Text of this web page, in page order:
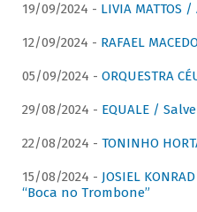
19/09/2024 - LIVIA MATTOS
12/09/2024 - RAFAEL
05/09/2024 - ORQUESTRA
29/08/2024 - EQUALE /
22/08/2024 - TONINHO
15/08/2024 - JOSIEL
“Boca no Trombone”